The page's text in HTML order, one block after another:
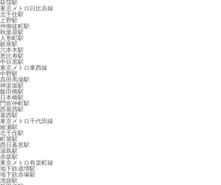
荻窪駅
東京メトロ日比谷線
北千住駅
上野駅
仲御徒町駅
秋葉原駅
人形町駅
銀座駅
六本木駅
恵比寿駅
中目黒駅
東京メトロ東西線
中野駅
高田馬場駅
神楽坂駅
飯田橋駅
日本橋駅
門前仲町駅
西葛西駅
葛西駅
東京メトロ千代田線
綾瀬駅
北千住駅
町屋駅
西日暮里駅
湯島駅
赤坂駅
東京メトロ有楽町線
地下鉄成増駅
地下鉄赤塚駅
池袋駅